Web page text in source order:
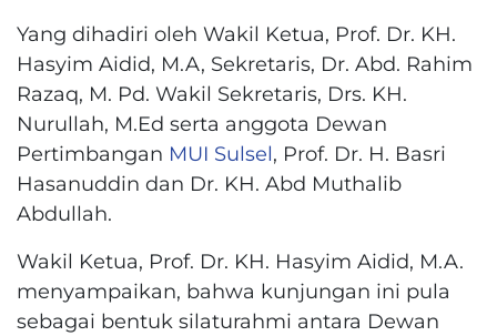
Yang dihadiri oleh Wakil Ketua, Prof. Dr. KH.
Hasyim Aidid, M.A, Sekretaris, Dr. Abd. Rahim
Razaq, M. Pd. Wakil Sekretaris, Drs. KH.
Nurullah, M.Ed serta anggota Dewan
Pertimbangan MUI Sulsel, Prof. Dr. H. Basri
Hasanuddin dan Dr. KH. Abd Muthalib
Abdullah.
Wakil Ketua, Prof. Dr. KH. Hasyim Aidid, M.A.
menyampaikan, bahwa kunjungan ini pula
sebagai bentuk silaturahmi antara Dewan